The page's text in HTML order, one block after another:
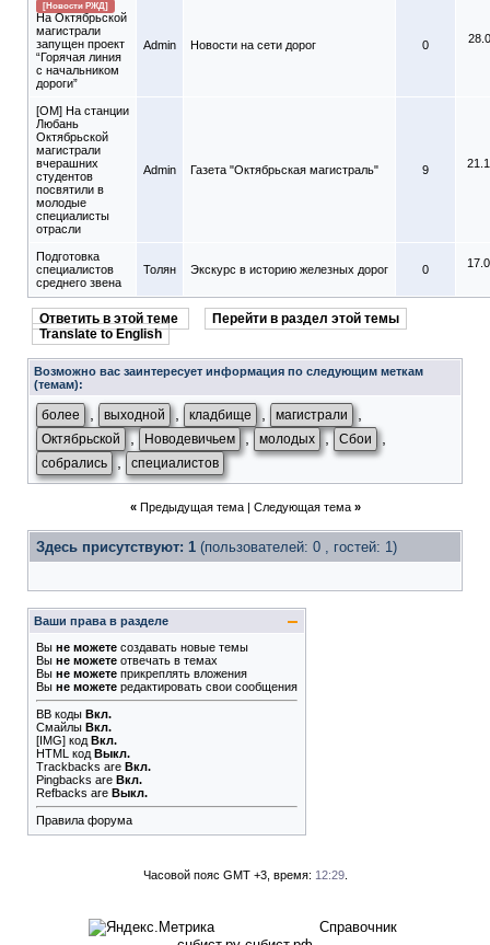
[Новости РЖД]
На Октябрьской
магистрали
запущен проект
“Горячая линия
с начальником
дороги”
Admin Новости на сети дорог 0
[ОМ] На станции
Любань
Октябрьской
магистрали
вчерашних
студентов
посвятили в
молодые
специалисты
отрасли
Admin Газета "Октябрьская магистраль" 9
Подготовка
специалистов
среднего звена
Толян Экскурс в историю железных дорог 0
Ответить в этой теме
Перейти в раздел этой темы
Translate to English
Возможно вас заинтересует информация по следующим меткам
(темам):
более выходной кладбище магистрали
Октябрьской , Новодевичьем , молодых , Сбои
собрались , специалистов
« Предыдущая тема| Следующая тема »
Здесь присутствуют: 1 (пользователей: 0 , гостей: 1)
Ваши права в разделе
Вы не можете создавать новые темы
Вы не можете отвечать в темах
Вы не можете прикреплять вложения
Вы не можете редактировать свои сообщения
BB коды Вкл.
Смайлы Вкл.
[IMG] код Вкл.
HTML код Выкл.
Trackbacks are Вкл.
Pingbacks are Вкл.
Refbacks are Выкл.
Правила форума
Часовой пояс GMT +3, время: 12:29.
Справочник